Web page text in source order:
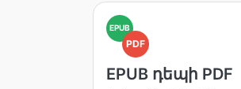
EPUB
PDF
EPUB դեպի PDF